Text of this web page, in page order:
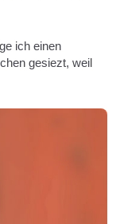
ich einen
gesiezt, weil